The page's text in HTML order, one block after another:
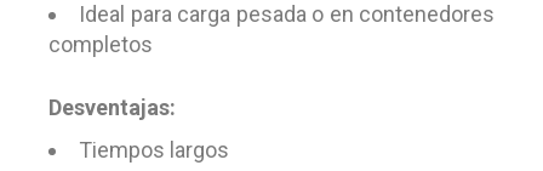
Ideal para carga pesada o en contenedores
completos
Desventajas:
Tiempos largos